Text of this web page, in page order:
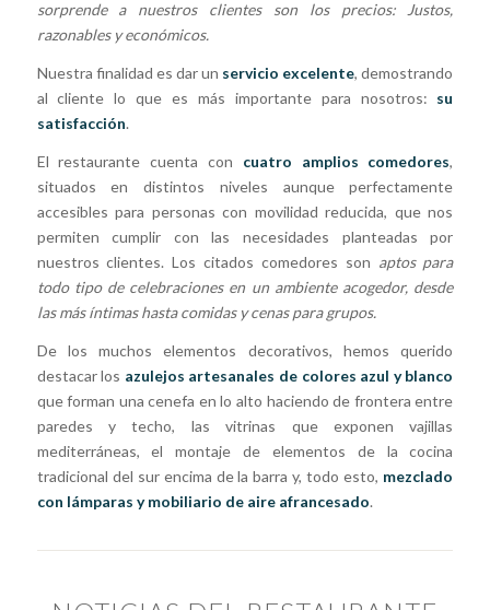
sorprende a nuestros clientes son los precios: Justos,
razonables y económicos.
Nuestra finalidad es dar un servicio excelente, demostrando
al cliente lo que es más importante para nosotros: su
satisfacción.
El restaurante cuenta con cuatro amplios comedores,
situados en distintos niveles aunque perfectamente
accesibles para personas con movilidad reducida, que nos
permiten cumplir con las necesidades planteadas por
nuestros clientes. Los citados comedores son aptos para
todo tipo de celebraciones en un ambiente acogedor, desde
las más íntimas hasta comidas y cenas para grupos.
De los muchos elementos decorativos, hemos querido
destacar los azulejos artesanales de colores azul y blanco
que forman una cenefa en lo alto haciendo de frontera entre
paredes y techo, las vitrinas que exponen vajillas
mediterráneas, el montaje de elementos de la cocina
tradicional del sur encima de la barra y, todo esto, mezclado
con lámparas y mobiliario de aire afrancesado.